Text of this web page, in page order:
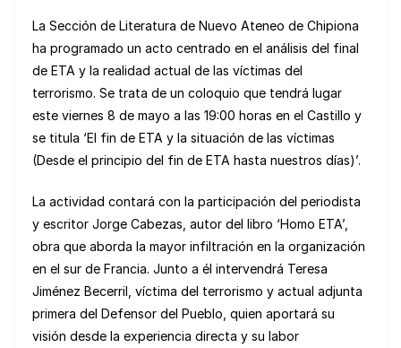
at
s
A
p
p
c
e
b
o
o
ail e
gr
a
m
e
s
k
y
C
h
at
n
a
m
e
m
tir
La Sección de Literatura de Nuevo Ateneo de Chipiona
ha programado un acto centrado en el análisis del final
de ETA y la realidad actual de las víctimas del
terrorismo. Se trata de un coloquio que tendrá lugar
este viernes 8 de mayo a las 19:00 horas en el Castillo y
se titula ‘El fin de ETA y la situación de las víctimas
(Desde el principio del fin de ETA hasta nuestros días)’.
La actividad contará con la participación del periodista
y escritor Jorge Cabezas, autor del libro ‘Homo ETA’,
obra que aborda la mayor infiltración en la organización
en el sur de Francia. Junto a él intervendrá Teresa
Jiménez Becerril, víctima del terrorismo y actual adjunta
primera del Defensor del Pueblo, quien aportará su
visión desde la experiencia directa y su labor